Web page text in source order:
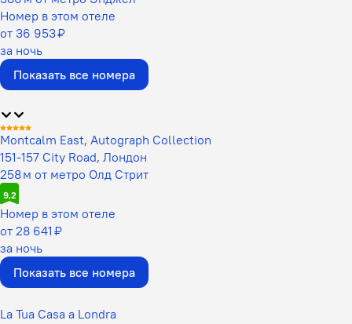
Номер в этом отеле
от 36 953 ₽
за ночь
Показать все номера
Montcalm East, Autograph Collection
151-157 City Road, Лондон
258 м от метро Олд Стрит
9,2
Номер в этом отеле
от 28 641 ₽
за ночь
Показать все номера
La Tua Casa a Londra